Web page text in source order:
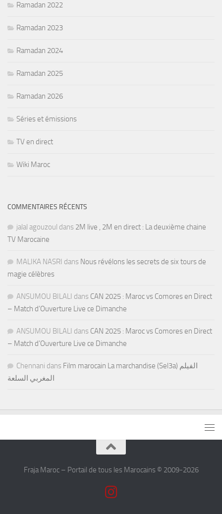
Ramadan 2022
Ramadan 2023
Ramadan 2024
Ramadan 2025
Ramadan 2026
Séries et émissions
TV en direct
Wiki Maroc
COMMENTAIRES RÉCENTS
jalal agouzoul dans 2M live , 2M en direct : La deuxième chaine
TV Marocaine
MALIKA NASRI dans Nous révélons les secrets de six tours de
magie célèbres
ANSUMOU BILALI dans CAN 2025 : Maroc vs Comores en Direct
– Match d’Ouverture Live ce Dimanche
ANSUMOU BILALI dans CAN 2025 : Maroc vs Comores en Direct
– Match d’Ouverture Live ce Dimanche
Chennani dans Film marocain La marchandise (Sel3a) الفيلم
المغربي السلعة
Fraja Maroc – Portail de tous les Marocains © 2009-2026